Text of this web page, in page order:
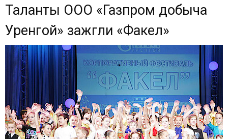
Таланты ООО «Газпром добыча
Уренгой» зажгли «Факел»